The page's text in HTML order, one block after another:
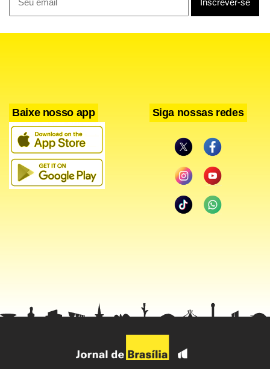
Receio
“Existe desconfiança do brasileiro em relação a efetividade
das promoções da Black Friday no País. Com essa super
digitalização do processo de compra, é mais fácil comparar
e ver os preços que são praticados lá fora”, diz a fundadora
Para a empreendedora Fernanda Magalhães, de 30 anos, o
a lojas físicas atrás de promoções, mas o preço estava
Baixe nosso app Siga nossas redes